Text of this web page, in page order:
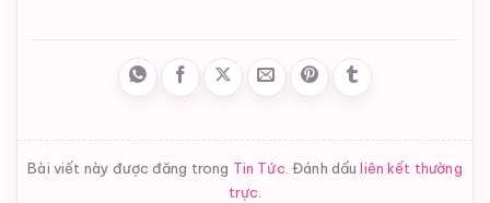
Bài viết này được đăng trong Tin Tức . Đánh dấuliên kết thường
trực